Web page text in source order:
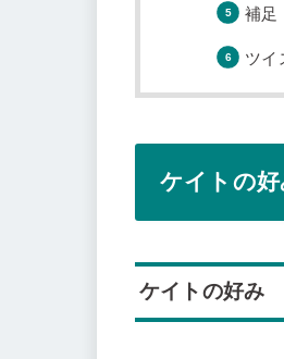
補足
ツイ
ケイトの
ケイトの好み